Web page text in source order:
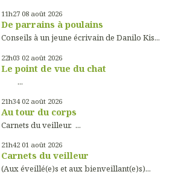
11h27 08 août 2026
De parrains à poulains
Conseils à un jeune écrivain de Danilo Kis...
22h03 02 août 2026
Le point de vue du chat
...
21h34 02 août 2026
Au tour du corps
Carnets du veilleur. ...
21h42 01 août 2026
Carnets du veilleur
(Aux éveillé(e)s et aux bienveillant(e)s)...